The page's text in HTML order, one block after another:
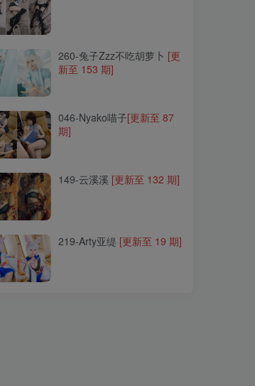
046-Nyako喵子
149-云溪溪
260-兔子Zzz不吃胡萝卜 [更
新至 153 期]
046-Nyako喵子[更新至 87
期]
149-云溪溪 [更新至 132 期]
219-Arty亚缇 [更新至 19 期]